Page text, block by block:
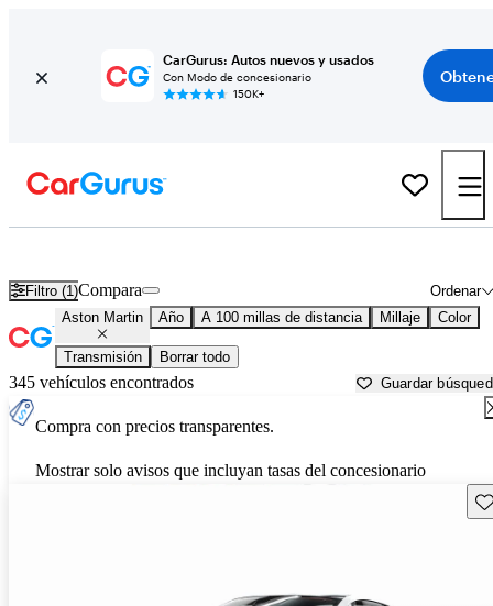
CarGurus: Autos nuevos y usados
Con Modo de concesionario
150K+
Filtro (1) Ordenar
Compara
Aston Martin Año A 100 millas de distancia Millaje Color
Transmisión Borrar todo
345 vehículos encontrados Guardar
Compra con precios transparentes.
Mostrar solo avisos que incluyan tasas del concesionario